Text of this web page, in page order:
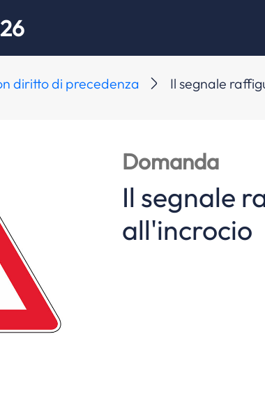
diritto di precedenza Il segnale
Domanda
Il segnale
all'incrocio